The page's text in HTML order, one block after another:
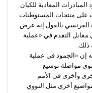
المعادية للكيان
على منتجات المستوطنات
الفرنسي بالقول إنه عرض
مقابل التقدم في «عملية
«الجمود في عملية
مواصلة توسيع
وأخرى في الأمم
أخرى مثل النووي